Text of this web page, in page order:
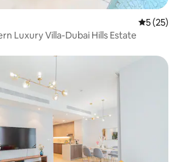
औसत रेटिंग
5 (25)
Luxury Villa-Dubai Hills Estate